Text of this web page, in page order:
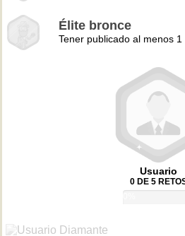
Élite bronce
Tener publicado al menos
Usuario
0 DE 5